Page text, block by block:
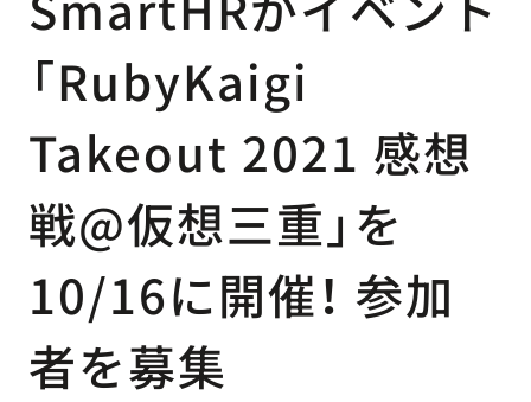
「RubyKaigi
Takeout 2021 感想
戦@仮想三重」を
10/16に開催！ 参加
者を募集